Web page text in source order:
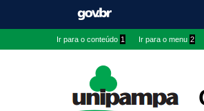
Ir para o conteúdo 1 Ir para o menu 2